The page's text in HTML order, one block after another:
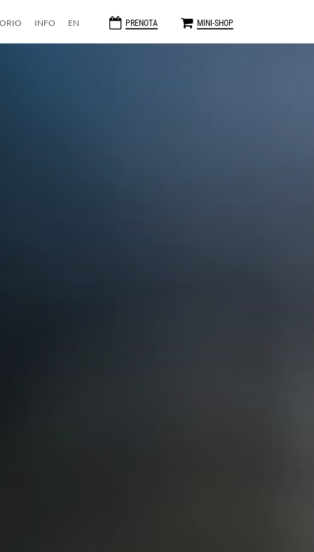
PRENOTA MINI-SHOP
INFO EN